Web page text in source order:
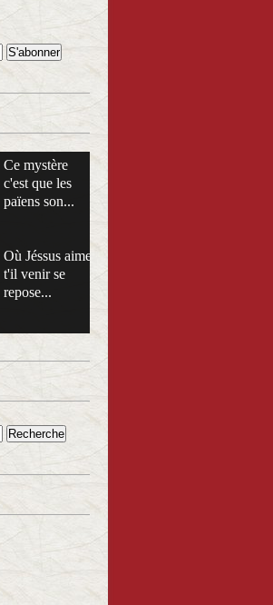
Ce mystère
c'est que les
païens son...
Où Jéssus aime
t'il venir se
repose...